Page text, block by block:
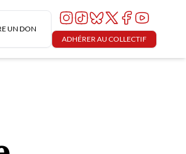
UN DON
ADHÉRER AU COLLECTIF